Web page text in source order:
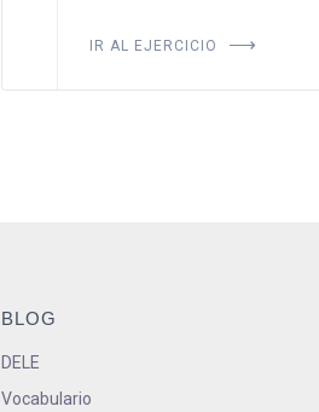
IR AL EJERCICIO
BLOG
DELE
Vocabulario